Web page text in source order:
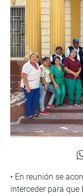
• En reunión se
interceder para